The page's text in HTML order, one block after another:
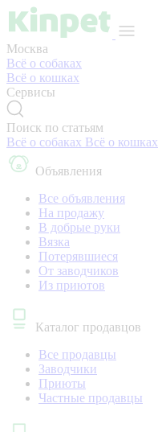
Москва
Всё о собаках
Всё о кошках
Сервисы
Поиск по статьям
Всё о собаках Всё о кошках
Объявления
Все объявления
На продажу
В добрые руки
Вязка
Потерявшиеся
От заводчиков
Из приютов
Каталог продавцов
Все продавцы
Заводчики
Приюты
Частные продавцы